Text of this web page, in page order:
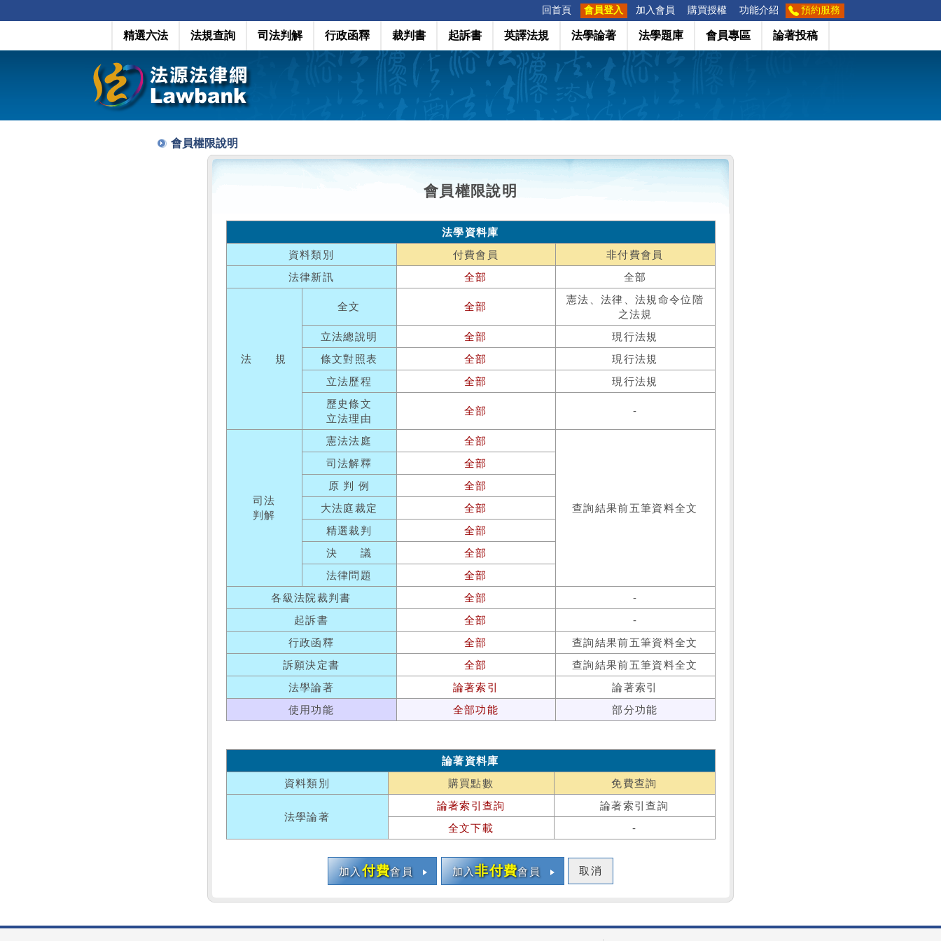
回首頁 會員登入 加入會員 購買授權 功能介紹 預約服務
精選六法 法規查詢 司法判解 行政函釋 裁判書 起訴書 英譯法規 法學論著 法學題庫 會員專區 論著投稿
會員權限說明
會員權限說明
法學資料庫
資料類別
付費會員
非付費會員
法律新訊
全部 全部
法 規
全文 全部
憲法、法律、法規命令位階
之法規
立法總說明
全部
現行法規
條文對照表
全部
現行法規
立法歷程
全部
現行法規
歷史條文
立法理由
全部 -
司法
判解
憲法法庭 全部
查詢結果前五筆資料全文
司法解釋
全部
原 判 例
全部
大法庭裁定
全部
精選裁判
全部
決 議
全部
法律問題
全部
各級法院裁判書
全部
-
起訴書
全部
-
行政函釋
全部
查詢結果前五筆資料全文
訴願決定書
全部
查詢結果前五筆資料全文
法學論著
論著索引
論著索引
使用功能
全部功能 部分功能
論著資料庫
資料類別
購買點數 免費查詢
法學論著
論著索引查詢
論著索引查詢
全文下載
-
加入付費會員 加入非付費會員 取消